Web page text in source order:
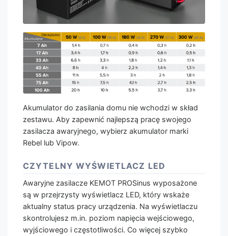
Akumulator do zasilania domu nie wchodzi w skład
zestawu. Aby zapewnić najlepszą pracę swojego
zasilacza awaryjnego, wybierz akumulator marki
Rebel lub Vipow.
CZYTELNY WYŚWIETLACZ LED
Awaryjne zasilacze KEMOT PROSinus wyposażone
są w przejrzysty wyświetlacz LED, który wskaże
aktualny status pracy urządzenia. Na wyświetlaczu
skontrolujesz m.in. poziom napięcia wejściowego,
wyjściowego i częstotliwości. Co więcej szybko